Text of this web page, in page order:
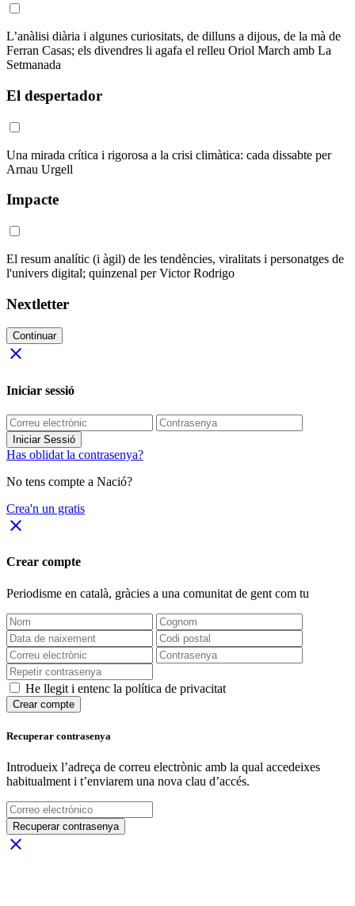
L’anàlisi diària i algunes curiositats, de dilluns a dijous, de la mà de
Ferran Casas; els divendres li agafa el relleu Oriol March amb La
Setmanada
El despertador
Una mirada crítica i rigorosa a la crisi climàtica: cada dissabte per
Arnau Urgell
Impacte
El resum analític (i àgil) de les tendències, viralitats i personatges de
l'univers digital; quinzenal per Victor Rodrigo
Nextletter
Continuar
close
Iniciar sessió
Iniciar Sessió
Has oblidat la contrasenya?
No tens compte a Nació?
Crea'n un gratis
close
Crear compte
Periodisme en català, gràcies a una comunitat de gent com tu
He llegit i entenc la política de privacitat
Crear compte
Recuperar contrasenya
Introdueix l’adreça de correu electrònic amb la qual accedeixes
habitualment i t’enviarem una nova clau d’accés.
Recuperar contrasenya
close